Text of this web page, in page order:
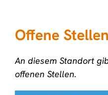
Offene Stellen
An diesem Standort
offenen Stellen.